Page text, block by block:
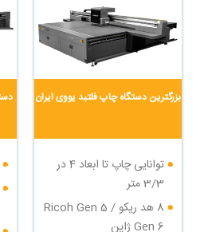
بزرگترین دستگاه چاپ فلتبد یووی ایران
توانایی چاپ تا ابعاد 4 در
3/3 متر
8 هد ریکو Ricoh Gen 5 /
Gen 6 ژاپن